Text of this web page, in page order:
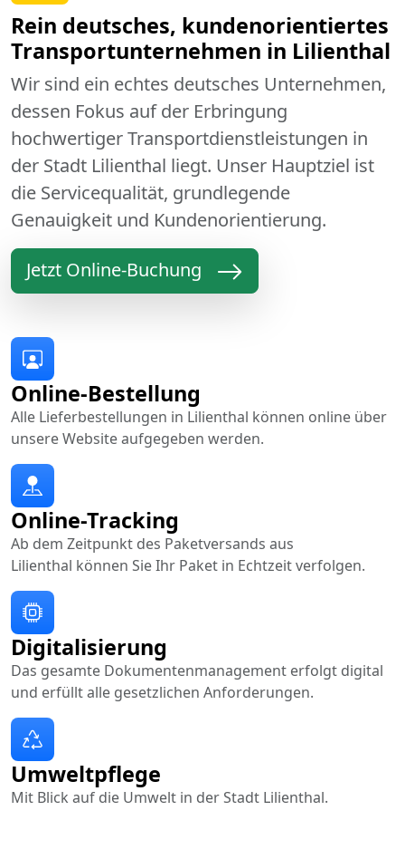
Rein deutsches, kundenorientiertes
Transportunternehmen in Lilienthal
Wir sind ein echtes deutsches Unternehmen,
dessen Fokus auf der Erbringung
hochwertiger Transportdienstleistungen in
der Stadt Lilienthal liegt. Unser Hauptziel ist
die Servicequalität, grundlegende
Genauigkeit und Kundenorientierung.
Jetzt Online-Buchung
Online-Bestellung
Alle Lieferbestellungen in Lilienthal können online über
unsere Website aufgegeben werden.
Online-Tracking
Ab dem Zeitpunkt des Paketversands aus
Lilienthal können Sie Ihr Paket in Echtzeit verfolgen.
Digitalisierung
Das gesamte Dokumentenmanagement erfolgt digital
und erfüllt alle gesetzlichen Anforderungen.
Umweltpflege
Mit Blick auf die Umwelt in der Stadt Lilienthal.